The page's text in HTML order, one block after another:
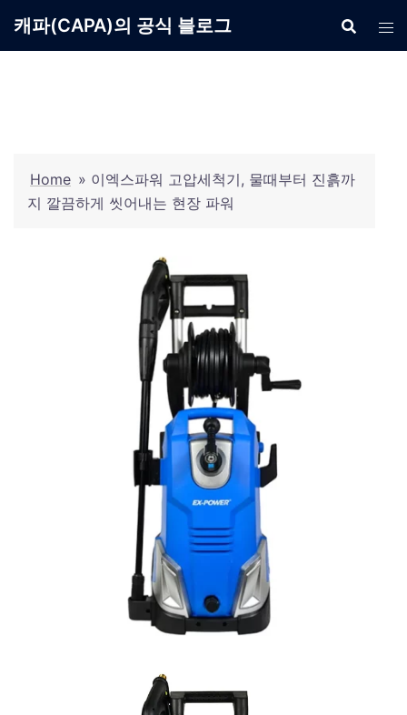
캐파(CAPA)의 공식 블로그
Home » 이엑스파워 고압세척기, 물때부터 진흙까
지 깔끔하게 씻어내는 현장 파워